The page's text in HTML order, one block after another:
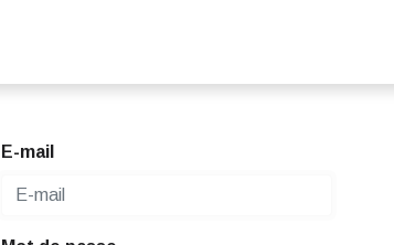
E-mail